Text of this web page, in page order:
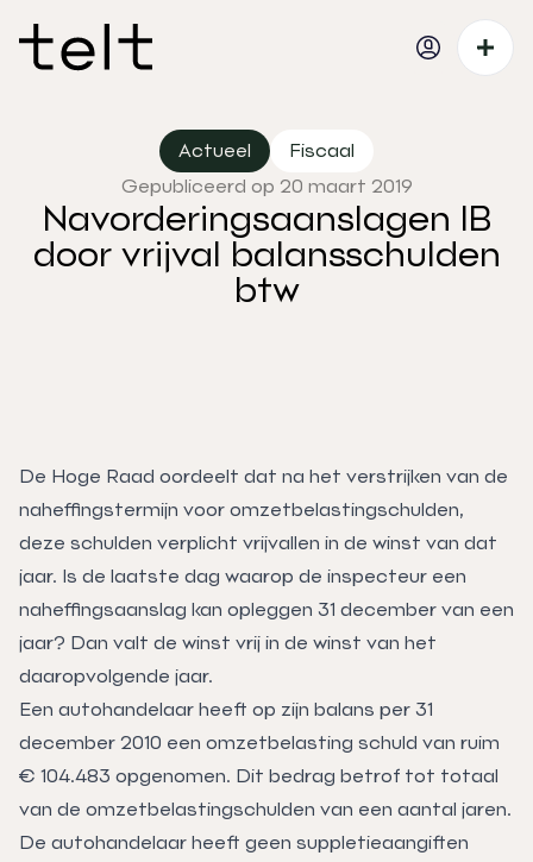
Actueel
Fiscaal
Gepubliceerd op 20 maart 2019
Navorderingsaanslagen IB
door vrijval balansschulden
btw
De Hoge Raad oordeelt dat na het verstrijken van de
naheffingstermijn voor omzetbelastingschulden,
deze schulden verplicht vrijvallen in de winst van dat
jaar. Is de laatste dag waarop de inspecteur een
naheffingsaanslag kan opleggen 31 december van een
jaar? Dan valt de winst vrij in de winst van het
daaropvolgende jaar.
Een autohandelaar heeft op zijn balans per 31
december 2010 een omzetbelasting schuld van ruim
€ 104.483 opgenomen. Dit bedrag betrof tot totaal
van de omzetbelastingschulden van een aantal jaren.
De autohandelaar heeft geen suppletieaangiften